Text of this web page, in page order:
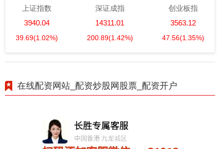
上证指数
3940.04
39.69(1.02%)
深证成指
14311.01
200.89(1.42%)
创业板指
3563.12
47.56(1.35%)
在线配资网站_配资炒股网股票_配资开户